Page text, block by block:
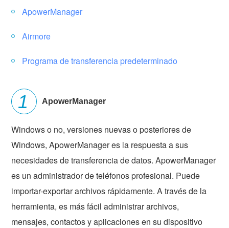
ApowerManager
Airmore
Programa de transferencia predeterminado
ApowerManager
Windows o no, versiones nuevas o posteriores de
Windows, ApowerManager es la respuesta a sus
necesidades de transferencia de datos. ApowerManager
es un administrador de teléfonos profesional. Puede
importar-exportar archivos rápidamente. A través de la
herramienta, es más fácil administrar archivos,
mensajes, contactos y aplicaciones en su dispositivo